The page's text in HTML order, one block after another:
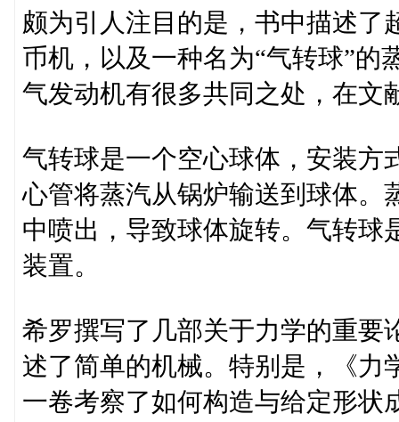
颇为引人注目的是，书中描述了
币机，以及一种名为“气转球”的
气发动机有很多共同之处，在文
气转球是一个空心球体，安装方
心管将蒸汽从锅炉输送到球体。
中喷出，导致球体旋转。气转球
装置。
希罗撰写了几部关于力学的重要
述了简单的机械。特别是，《力
一卷考察了如何构造与给定形状